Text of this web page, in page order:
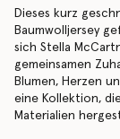
Dieses kurz
Baumwolljersey
sich Stella
gemeinsamen
Blumen, Herzen
eine Kollektion,
Materialien